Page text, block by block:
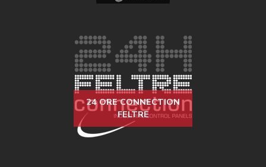
24 ORE CONNECTION
FELTRE